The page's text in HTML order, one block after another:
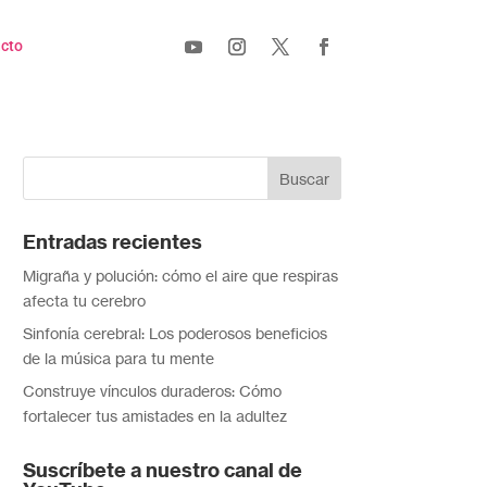
Entradas recientes
Migraña y polución: cómo el aire que respiras
afecta tu cerebro
Sinfonía cerebral: Los poderosos beneficios
de la música para tu mente
Construye vínculos duraderos: Cómo
fortalecer tus amistades en la adultez
Suscríbete a nuestro canal de